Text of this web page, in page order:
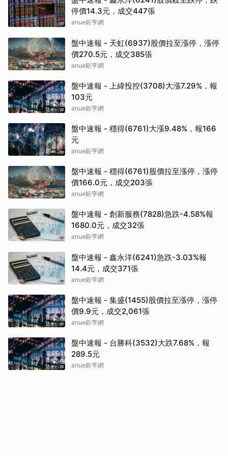
停價14.3元，成交447張
anue鉅亨網
盤中速報 - 天虹(6937)股價拉至漲停，漲停
價270.5元，成交385張
anue鉅亨網
盤中速報 - 上緯投控(3708)大漲7.29%，報
103元
anue鉅亨網
盤中速報 - 穩得(6761)大漲9.48%，報166
元
anue鉅亨網
盤中速報 - 穩得(6761)股價拉至漲停，漲停
價166.0元，成交203張
anue鉅亨網
盤中速報 - 創新服務(7828)急跌-4.58%報
1680.0元，成交32張
anue鉅亨網
盤中速報 - 鑫永洋(6241)急跌-3.03%報
14.4元，成交371張
anue鉅亨網
盤中速報 - 集盛(1455)股價拉至漲停，漲停
價9.9元，成交2,061張
anue鉅亨網
盤中速報 - 台勝科(3532)大跌7.68%，報
289.5元
anue鉅亨網